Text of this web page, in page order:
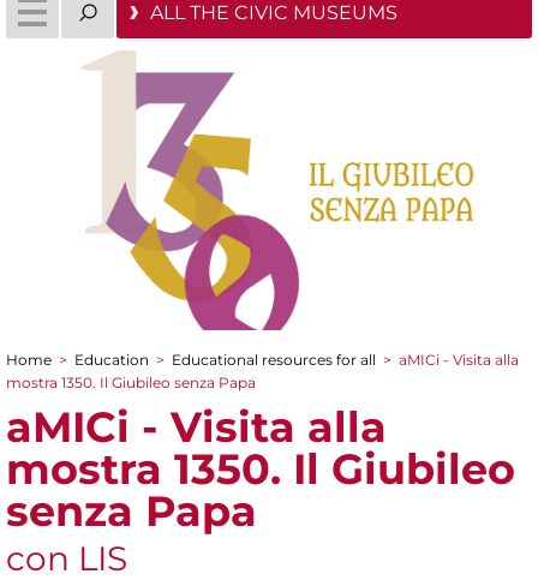
ALL THE CIVIC MUSEUMS
You are here
Home > Education > Educational resources for all > aMICi - Visita alla
mostra 1350. Il Giubileo senza Papa
aMICi - Visita alla
mostra 1350. Il Giubileo
senza Papa
con LIS